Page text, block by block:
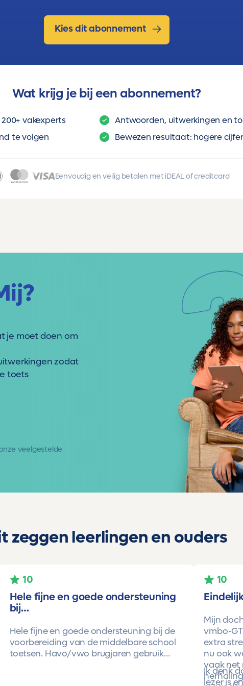
Kies dit abonnement
Wat krijg je bij een abonnement?
vakexperts
Antwoorden, uitwerkingen en
te volgen
Bewezen resultaat: hogere
Eenvoudig en veilig betalen met iDEAL of creditcard
je moet doen om
zodat
toets
veelgestelde
zeggen leerlingen en ouders
10
Hele fijne en goede ondersteuning
bij…
Hele fijne en goede ondersteuning bij de
voorbereiding van de middelbare school
toetsen. Havo/vwo brugjaren gebruik
10
Mijn
vmbo-
extra
nu ook
vaak net
Ik denk
lezer is